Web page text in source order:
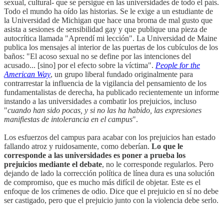
sexual, cultural- que se persigue en las universidades de todo el país.
Todo el mundo ha oído las historias. Se le exige a un estudiante de
la Universidad de Michigan que hace una broma de mal gusto que
asista a sesiones de sensibilidad gay y que publique una pieza de
autocrítica llamada "Aprendí mi lección". La Universidad de Maine
publica los mensajes al interior de las puertas de los cubículos de los
baños: "El acoso sexual no se define por las intenciones del
acusado... [sino] por el efecto sobre la víctima". People for the
American Way, un grupo liberal fundado originalmente para
contrarrestar la influencia de la vigilancia del pensamiento de los
fundamentalistas de derecha, ha publicado recientemente un informe
instando a las universidades a combatir los prejuicios, incluso
"cuando han sido pocas, y si no las ha habido, las expresiones
manifiestas de intolerancia en el campus".
Los esfuerzos del campus para acabar con los prejuicios han estado
fallando atroz y ruidosamente, como deberían. Lo que le
corresponde a las universidades es poner a prueba los
prejuicios mediante el debate, no le corresponde regularlos. Pero
dejando de lado la corrección política de línea dura es una solución
de compromiso, que es mucho más difícil de objetar. Este es el
enfoque de los crímenes de odio. Dice que el prejuicio en sí no debe
ser castigado, pero que el prejuicio junto con la violencia debe serlo.